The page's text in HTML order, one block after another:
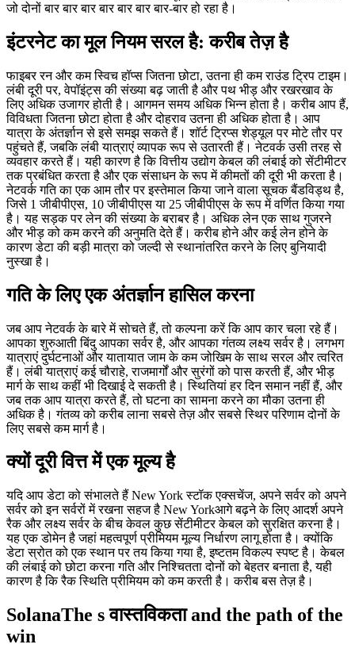
जो दोनों बार बार बार बार बार बार बार-बार हो रहा है।
इंटरनेट का मूल नियम सरल है: करीब तेज़ है
फाइबर रन और कम स्विच हॉप्स जितना छोटा, उतना ही कम राउंड ट्रिप टाइम।
लंबी दूरी पर, वेपॉइंट्स की संख्या बढ़ जाती है और पथ भीड़ और रखरखाव के
लिए अधिक उजागर होती है। आगमन समय अधिक भिन्न होता है। करीब आप हैं,
विविधता जितना छोटा होता है और दोहराव उतना ही अधिक होता है। आप
यात्रा के अंतर्ज्ञान से इसे समझ सकते हैं। शॉर्ट ट्रिप्स शेड्यूल पर मोटे तौर पर
पहुंचते हैं, जबकि लंबी यात्राएं व्यापक रूप से उतारती हैं। नेटवर्क उसी तरह से
व्यवहार करते हैं। यही कारण है कि वित्तीय उद्योग केबल की लंबाई को सेंटीमीटर
तक प्रबंधित करता है और एक संसाधन के रूप में कीमतों की दूरी भी करता है।
नेटवर्क गति का एक आम तौर पर इस्तेमाल किया जाने वाला सूचक बैंडविड्थ है,
जिसे 1 जीबीपीएस, 10 जीबीपीएस या 25 जीबीपीएस के रूप में वर्णित किया गया
है। यह सड़क पर लेन की संख्या के बराबर है। अधिक लेन एक साथ गुजरने
और भीड़ को कम करने की अनुमति देते हैं। करीब होने और कई लेन होने के
कारण डेटा की बड़ी मात्रा को जल्दी से स्थानांतरित करने के लिए बुनियादी
नुस्खा है।
गति के लिए एक अंतर्ज्ञान हासिल करना
जब आप नेटवर्क के बारे में सोचते हैं, तो कल्पना करें कि आप कार चला रहे हैं।
आपका शुरुआती बिंदु आपका सर्वर है, और आपका गंतव्य लक्ष्य सर्वर है। लगभग
यात्राएं दुर्घटनाओं और यातायात जाम के कम जोखिम के साथ सरल और त्वरित
हैं। लंबी यात्राएं कई चौराहे, राजमार्गों और सुरंगों को पास करती हैं, और भीड़
मार्ग के साथ कहीं भी दिखाई दे सकती है। स्थितियां हर दिन समान नहीं हैं, और
जब तक आप यात्रा करते हैं, तो घटना का सामना करने का मौका उतना ही
अधिक है। गंतव्य को करीब लाना सबसे तेज़ और सबसे स्थिर परिणाम दोनों के
लिए सबसे कम मार्ग है।
क्यों दूरी वित्त में एक मूल्य है
यदि आप डेटा को संभालते हैं New York स्टॉक एक्सचेंज, अपने सर्वर को अपने
सर्वर को इन सर्वरों में रखना सहज है New Yorkआगे बढ़ने के लिए आदर्श अपने
रैक और लक्ष्य सर्वर के बीच केवल कुछ सेंटीमीटर केबल को सुरक्षित करना है।
यह एक डोमेन है जहां महत्वपूर्ण प्रीमियम मूल्य निर्धारण लागू होता है। क्योंकि
डेटा स्रोत को एक स्थान पर तय किया गया है, इष्टतम विकल्प स्पष्ट है। केबल
की लंबाई को छोटा करना गति और निश्चितता दोनों को बेहतर बनाता है, यही
कारण है कि रैक स्थिति प्रीमियम को कम करती है। करीब बस तेज़ है।
SolanaThe s वास्तविकता and the path of the
win